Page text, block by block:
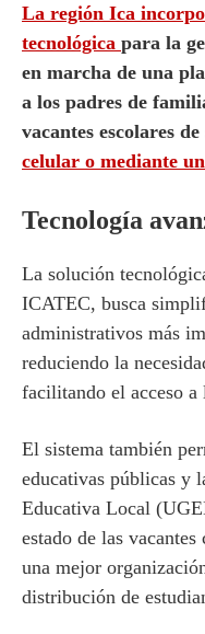
La región Ica
tecnológica para la
en marcha de una
a los padres de
vacantes escolares
celular o mediante
Tecnología
La solución
ICATEC, busca
administrativos más
reduciendo la
facilitando el acceso
El sistema también
educativas públicas y
Educativa Local
estado de las
una mejor
distribución de